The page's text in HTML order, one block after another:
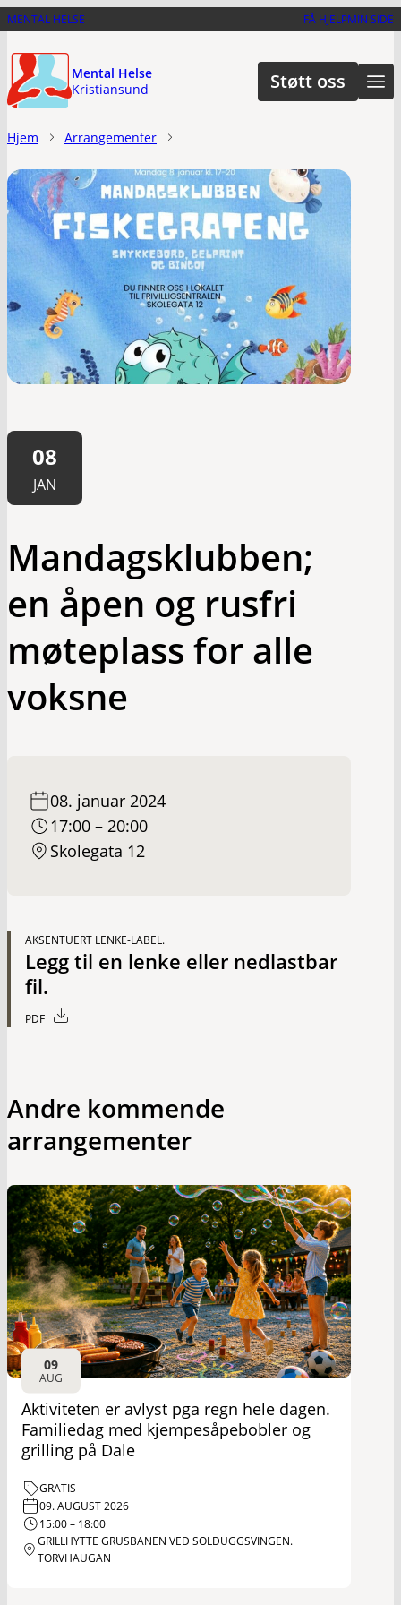
Hopp
hovedinnhold
MENTAL HELSE FÅ HJELPMIN SIDE
Mental Helse
Kristiansund
Støtt oss
Hjem Arrangementer
08
JAN
Mandagsklubben;
en åpen og rusfri
møteplass for alle
voksne
08. januar 2024
17:00 – 20:00
Skolegata 12
AKSENTUERT LENKE-LABEL.
Legg til en lenke eller nedlastbar
fil.
PDF
Andre kommende
arrangementer
09
AUG
Aktiviteten er avlyst pga regn hele dagen.
Familiedag med kjempesåpebobler og
grilling på Dale
GRATIS
09. AUGUST 2026
15:00 – 18:00
GRILLHYTTE GRUSBANEN VED SOLDUGGSVINGEN.
TORVHAUGAN